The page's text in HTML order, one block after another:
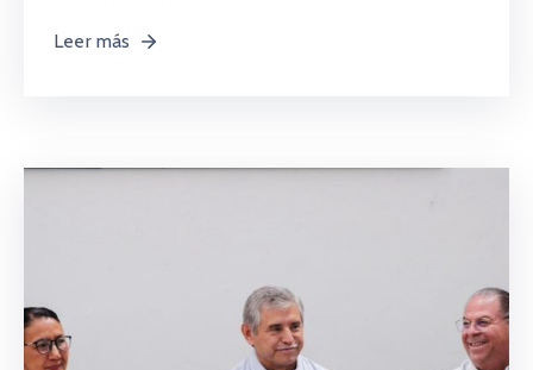
Leer más